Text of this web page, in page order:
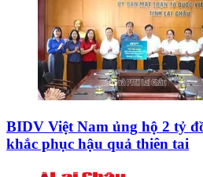
BIDV Việt Nam ủng hộ 2 tỷ
khắc phục hậu quả thiên tai